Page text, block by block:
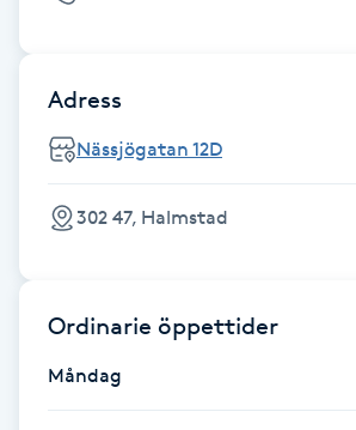
Fransborttagning
Fransfärgning
Fransförlängning
Fransförlängning Volym
Adress
Nässjögatan 12D
302 47, Halmstad
Ordinarie öppettider
Måndag